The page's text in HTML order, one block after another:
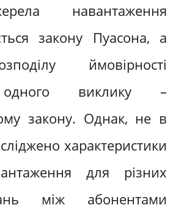
навантаження
закону Пуасона, а
ймовірності
одного виклику –
закону. Однак, не в
характеристики
для різних
між абонентами